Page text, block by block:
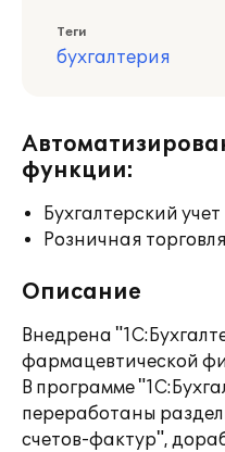
Теги
бухгалтерия
функции:
Бухгалтерский учет
Розничная торговля
Описание
Внедрена
фармацевтической
В программе
переработаны
счетов-фактур",